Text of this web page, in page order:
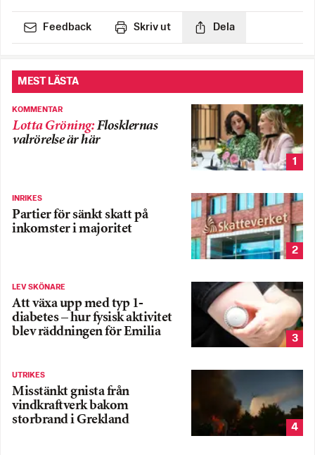
Feedback Skriv ut Dela
MEST LÄSTA
KOMMENTAR
Lotta Gröning:Flosklernas
valrörelse är här
1
INRIKES
Partier för sänkt skatt på
inkomster i majoritet
2
LEV SKÖNARE
Att växa upp med typ 1-
diabetes – hur fysisk aktivitet
blev räddningen för Emilia
3
UTRIKES
Misstänkt gnista från
vindkraftverk bakom
storbrand i Grekland
4